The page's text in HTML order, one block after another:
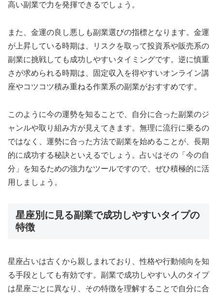
高い副業で力を発揮できるでしょう。
また、金運の良し悪しも副業選びの指標となります。金運
が上昇している時期は、リスクを取って投資系や販売系の
副業に挑戦しても成功しやすいタイミングです。逆に慎重
さが求められる時期は、固定収入を得やすいオンライン講
座やコツコツ積み重ねる作業系の副業がおすすめです。
このように今の運勢を知ることで、自分に合った副業のジ
ャンルや取り組み方が見えてきます。無理に流行に乗るの
ではなく、運勢に合った方法で副業を始めることが、長期
的に成功する秘訣といえるでしょう。占いはその「今の自
分」を知るための強力なツールですので、ぜひ積極的に活
用しましょう。
星座別に見る副業で成功しやすいタイプの
特徴
星座占いは古くから親しまれており、性格や行動傾向を知
る手段としても有効です。副業で成功しやすい人のタイプ
は星座ごとに異なり、その特徴を理解することで自分に合